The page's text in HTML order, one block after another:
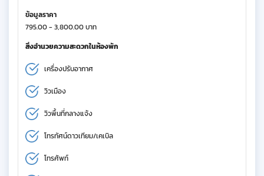
ข้อมูลราคา
795.00 - 3,800.00 บาท
สิ่งอำนวยความสะดวกในห้องพัก
เครื่องปรับอากาศ
วิวเมือง
วิวพื้นที่กลางแจ้ง
โทรทัศน์ดาวเทียม/เคเบิล
โทรศัพท์